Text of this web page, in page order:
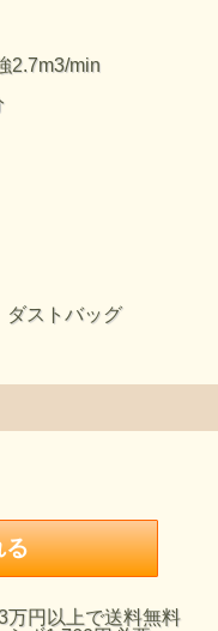
2.7m3/min
ダストバッグ
万円以上で送料無料